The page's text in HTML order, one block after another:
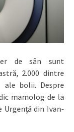
de sân sunt
2.000 dintre
bolii. Despre
mamolog de la
Urgență din Ivan-